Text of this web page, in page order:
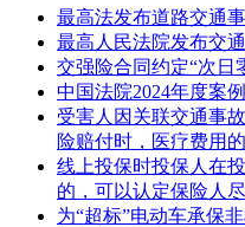
最高法发布道路交通
最高人民法院发布交
交强险合同约定“次日
中国法院2024年度案
受害人因关联交通事
险赔付时，医疗费用
线上投保时投保人在
的，可以认定保险人
为“超标”电动车承保